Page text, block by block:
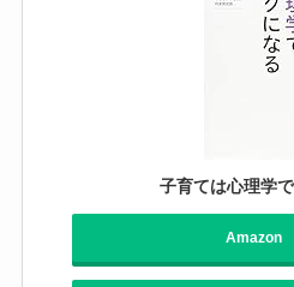
子育ては心理学
Amazon